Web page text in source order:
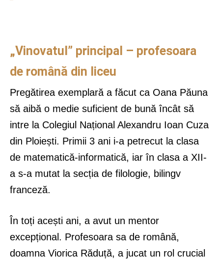
„Vinovatul” principal – profesoara
de română din liceu
Pregătirea exemplară a făcut ca Oana Păuna
să aibă o medie suficient de bună încât să
intre la Colegiul Național Alexandru Ioan Cuza
din Ploiești. Primii 3 ani i-a petrecut la clasa
de matematică-informatică, iar în clasa a XII-
a s-a mutat la secția de filologie, bilingv
franceză.
În toți acești ani, a avut un mentor
excepțional. Profesoara sa de română,
doamna Viorica Răduță, a jucat un rol crucial